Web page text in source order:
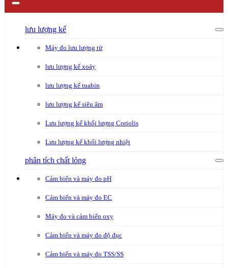
lưu lượng kế
Máy đo lưu lượng từ
lưu lượng kế xoáy
lưu lượng kế tuabin
lưu lượng kế siêu âm
Lưu lượng kế khối lượng Coriolis
Lưu lượng kế khối lượng nhiệt
phân tích chất lỏng
Cảm biến và máy đo pH
Cảm biến và máy đo EC
Máy đo và cảm biến oxy
Cảm biến và máy đo độ đục
Cảm biến và máy đo TSS/SS